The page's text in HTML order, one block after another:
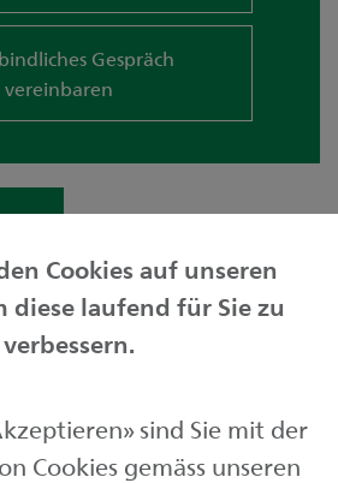
Gespräch
vereinbaren
Cookies auf unseren
diese laufend für Sie zu
verbessern.
sind Sie mit der
Cookies gemäss unseren